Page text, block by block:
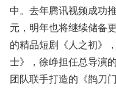
中。去年腾讯视频成功
元，明年也将继续储备
的精品短剧《人之初》
士》，徐峥担任总导演
团队联手打造的《鹊刀